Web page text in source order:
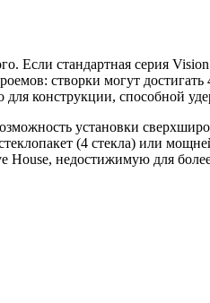
стандартная серия
створки могут
конструкции, способной
установки
(4 стекла) или
House, недостижимую для